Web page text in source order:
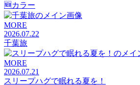
🆕カラー
MORE
2026.07.22
千葉旅
MORE
2026.07.21
スリープハグで眠れる夏を！